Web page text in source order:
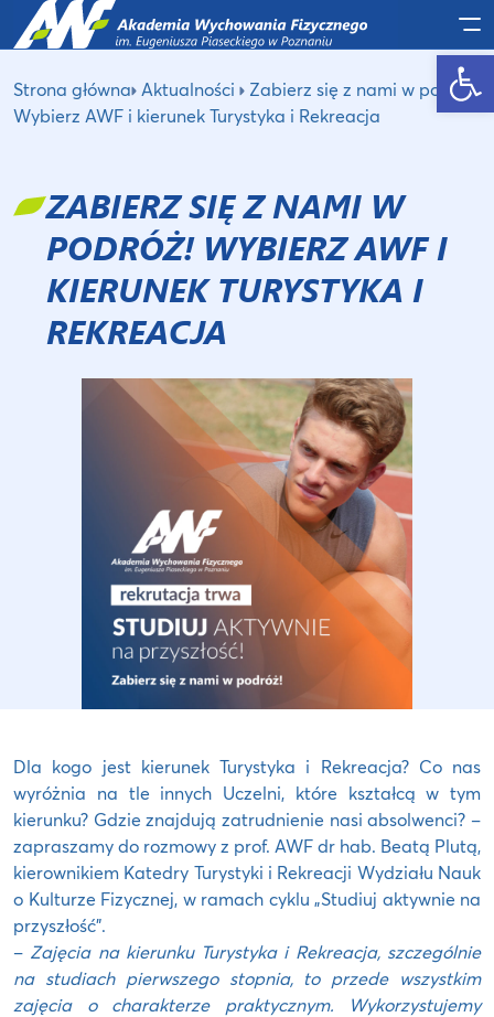
Otwórz pasek narzędzi
Strona główna Aktualności
Zabierz się z nami w podróż!
Wybierz AWF i kierunek Turystyka i Rekreacja
ZABIERZ SIĘ Z NAMI W
PODRÓŻ! WYBIERZ AWF I
KIERUNEK TURYSTYKA I
REKREACJA
Dla kogo jest kierunek Turystyka i Rekreacja? Co nas
wyróżnia na tle innych Uczelni, które kształcą w tym
kierunku? Gdzie znajdują zatrudnienie nasi absolwenci? –
zapraszamy do rozmowy z prof. AWF dr hab. Beatą Plutą,
kierownikiem Katedry Turystyki i Rekreacji Wydziału Nauk
o Kulturze Fizycznej, w ramach cyklu „Studiuj aktywnie na
przyszłość”.
– Zajęcia na kierunku Turystyka i Rekreacja, szczególnie
na studiach pierwszego stopnia, to przede wszystkim
zajęcia o charakterze praktycznym. Wykorzystujemy